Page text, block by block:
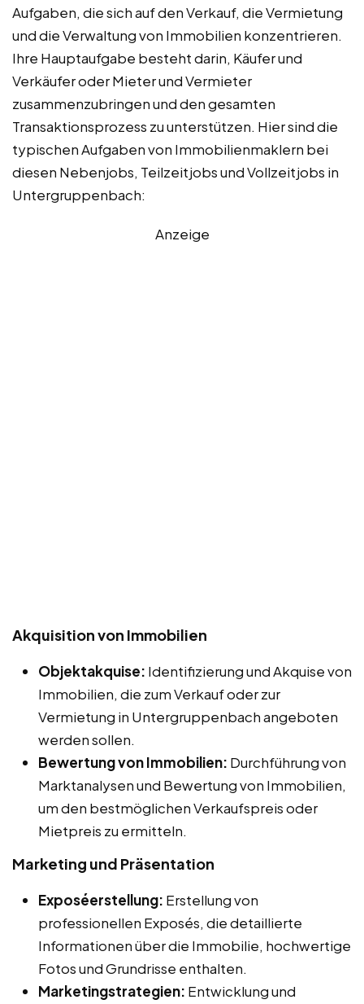
Aufgaben, die sich auf den Verkauf, die Vermietung
und die Verwaltung von Immobilien konzentrieren.
Ihre Hauptaufgabe besteht darin, Käufer und
Verkäufer oder Mieter und Vermieter
zusammenzubringen und den gesamten
Transaktionsprozess zu unterstützen. Hier sind die
typischen Aufgaben von Immobilienmaklern bei
diesen Nebenjobs, Teilzeitjobs und Vollzeitjobs in
Untergruppenbach:
Anzeige
Akquisition von Immobilien
Objektakquise: Identifizierung und Akquise von
Immobilien, die zum Verkauf oder zur
Vermietung in Untergruppenbach angeboten
werden sollen.
Bewertung von Immobilien: Durchführung von
Marktanalysen und Bewertung von Immobilien,
um den bestmöglichen Verkaufspreis oder
Mietpreis zu ermitteln.
Marketing und Präsentation
Exposéerstellung: Erstellung von
professionellen Exposés, die detaillierte
Informationen über die Immobilie, hochwertige
Fotos und Grundrisse enthalten.
Marketingstrategien: Entwicklung und